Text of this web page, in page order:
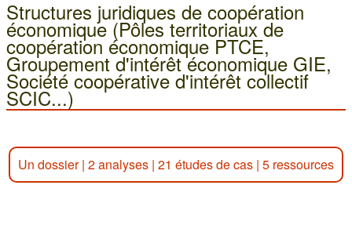
Structures juridiques de coopération
économique (Pôles territoriaux de
coopération économique PTCE,
Groupement d'intérêt économique GIE,
Société coopérative d'intérêt collectif
SCIC...)
Un dossier| 2 analyses | 21 études de cas | 5 ressources